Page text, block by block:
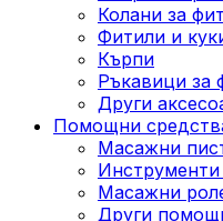
Колани за
Фитили и
Кърпи
Ръкавици за
Други
Помощни
Масажни
Масажни
Други